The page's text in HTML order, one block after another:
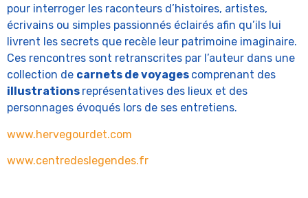
pour interroger les raconteurs d’histoires, artistes,
écrivains ou simples passionnés éclairés afin qu’ils lui
livrent les secrets que recèle leur patrimoine imaginaire.
Ces rencontres sont retranscrites par l’auteur dans une
collection de carnets de voyages comprenant des
illustrations représentatives des lieux et des
personnages évoqués lors de ses entretiens.
www.hervegourdet.com
www.centredeslegendes.fr